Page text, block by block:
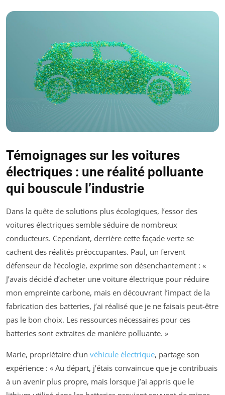
Témoignages sur les voitures
électriques : une réalité polluante
qui bouscule l’industrie
Dans la quête de solutions plus écologiques, l’essor des
voitures électriques semble séduire de nombreux
conducteurs. Cependant, derrière cette façade verte se
cachent des réalités préoccupantes. Paul, un fervent
défenseur de l’écologie, exprime son désenchantement : «
J’avais décidé d’acheter une voiture électrique pour réduire
mon empreinte carbone, mais en découvrant l’impact de la
fabrication des batteries, j’ai réalisé que je ne faisais peut-être
pas le bon choix. Les ressources nécessaires pour ces
batteries sont extraites de manière polluante. »
Marie, propriétaire d’un véhicule électrique, partage son
expérience : « Au départ, j’étais convaincue que je contribuais
à un avenir plus propre, mais lorsque j’ai appris que le